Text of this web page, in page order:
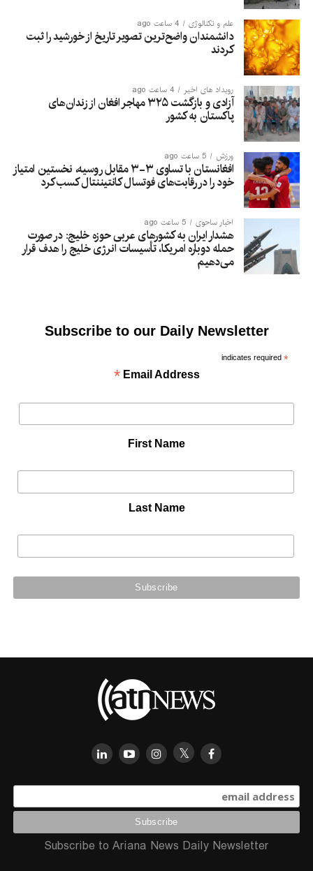
علم و تکنالوژی 4 ساعت ago
دانشمندان واضح‌ترین تصویر تاریخ از خورشید را ثبت
کردند
رویداد های اخیر 4 ساعت ago
آزادی و بازگشت ۳۲۵ مهاجر افغان از زندان‌های
پاکستان به کشور
ورزش 5 ساعت ago
افغانستان با تساوی ۳-۳ مقابل روسیه، نخستین امتیاز
خود را در رقابت‌های فوتسال کانتیننتال کسب کرد
اخبار ساحوی 5 ساعت ago
هشدار ایران به کشورهای عربی حوزه خلیج: در صورت
حمله دوباره امریکا، تأسیسات انرژی خلیج را هدف قرار
می‌دهیم
Subscribe to our Daily Newsletter
*
Email Address
*
First Name
Last Name
Subscribe to Ariana News Daily Newsletter